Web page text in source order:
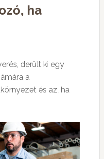
ha
derült ki egy
a
és az, ha